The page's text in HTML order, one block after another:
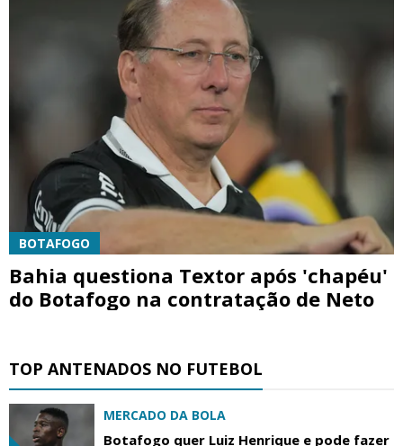
BOTAFOGO
Bahia questiona Textor após 'chapéu'
do Botafogo na contratação de Neto
TOP ANTENADOS NO FUTEBOL
MERCADO DA BOLA
Botafogo quer Luiz Henrique e pode fazer